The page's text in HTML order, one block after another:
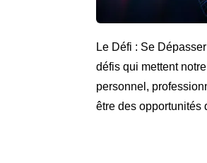
Le Défi : Se
défis qui mettent
personnel,
être des opportunités